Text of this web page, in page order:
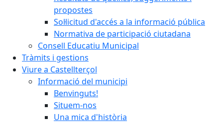
propostes
Sol·licitud d'accés a la informació pública
Normativa de participació ciutadana
Consell Educatiu Municipal
Tràmits i gestions
Viure a Castellterçol
Informació del municipi
Benvinguts!
Situem-nos
Una mica d'història